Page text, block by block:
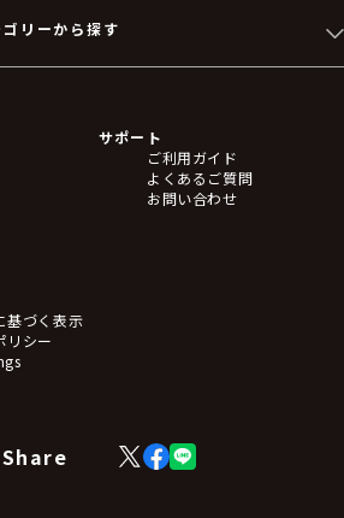
ゴリーから探す
ド
ストラップ
ール・カード
ポスター
ー
ー
サポート
ご利用ガイド
よくあるご質問
お問い合わせ
基づく表示
リシー
Share
X
(Twitter)
Facebook
LINE